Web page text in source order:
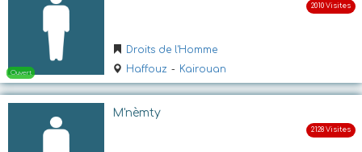
Ouvert
Droits de l'Homme
Haffouz - Kairouan
M'nèmty